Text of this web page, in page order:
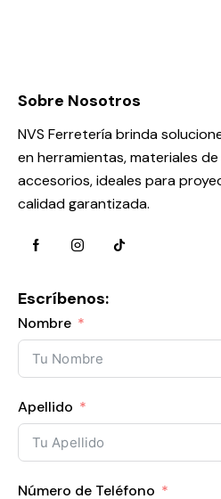
Sobre Nosotros
NVS Ferretería brinda
en herramientas, materiales
accesorios, ideales para
calidad garantizada.
Escríbenos:
Nombre
Apellido
Número de Teléfono